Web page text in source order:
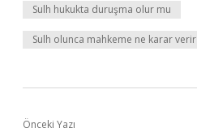
Sulh hukukta duruşma olur mu
Sulh olunca mahkeme ne karar verir
Önceki Yazı